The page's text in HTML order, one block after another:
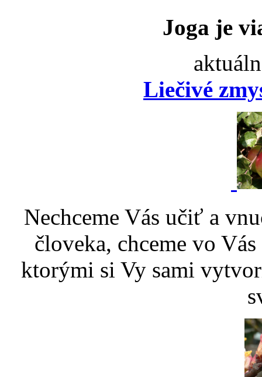
Joga je
Liečivé
Nechceme Vás učiť a
človeka, chceme vo
ktorými si Vy sami